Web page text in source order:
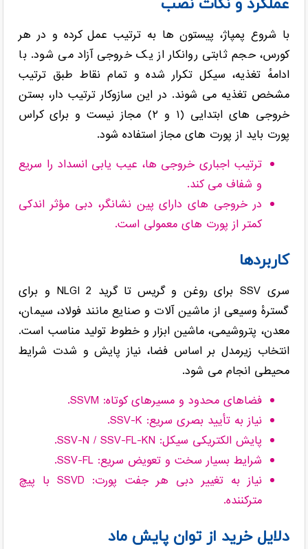
با شروع پمپاژ، پیستون ها به ترتیب عمل کرده و در هر
کورس، حجم ثابتی روانکار از یک خروجی آزاد می شود. با
ادامهٔ تغذیه، سیکل تکرار شده و تمام نقاط طبق ترتیب
مشخص تغذیه می شوند. در این سازوکار ترتیب دار، بستن
خروجی های ابتدایی (۱ و ۲) مجاز نیست و برای کراس
پورت باید از پورت های مجاز استفاده شود.
ترتیب اجباری خروجی ها، عیب یابی انسداد را سریع
و شفاف می کند.
در خروجی های دارای پین نشانگر، دبی مؤثر اندکی
کمتر از پورت های معمولی است.
کاربردها
سری SSV برای روغن و گریس تا گرید NLGI 2 و برای
گسترهٔ وسیعی از ماشین آلات و صنایع مانند فولاد، سیمان،
معدن، پتروشیمی، ماشین ابزار و خطوط تولید مناسب است.
انتخاب زیرمدل بر اساس فضا، نیاز پایش و شدت شرایط
محیطی انجام می شود.
فضاهای محدود و مسیرهای کوتاه: SSVM.
نیاز به تأیید بصری سریع: SSV-K.
پایش الکتریکی سیکل: SSV-N / SSV-FL-KN.
شرایط بسیار سخت و تعویض سریع: SSV-FL.
نیاز به تغییر دبی هر جفت پورت: SSVD با پیچ
مترکننده.
دلایل خرید از توان پایش ماد